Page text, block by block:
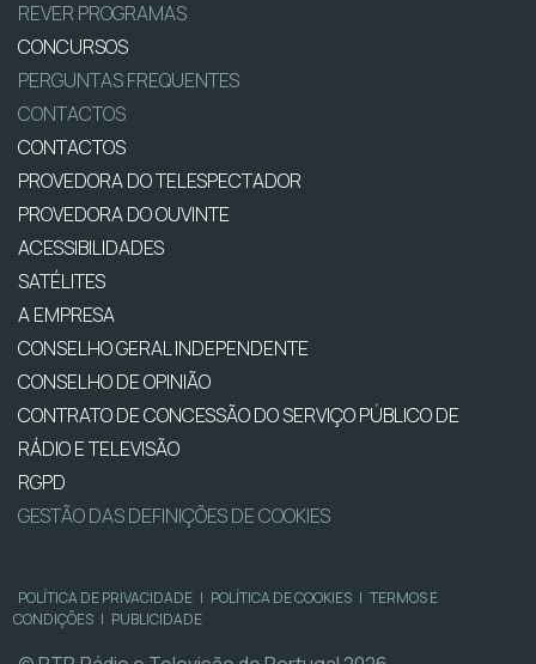
REVER PROGRAMAS
CONCURSOS
PERGUNTAS FREQUENTES
CONTACTOS
CONTACTOS
PROVEDORA DO TELESPECTADOR
PROVEDORA DO OUVINTE
ACESSIBILIDADES
SATÉLITES
A EMPRESA
CONSELHO GERAL INDEPENDENTE
CONSELHO DE OPINIÃO
CONTRATO DE CONCESSÃO DO SERVIÇO PÚBLICO DE
RÁDIO E TELEVISÃO
RGPD
GESTÃO DAS DEFINIÇÕES DE COOKIES
POLÍTICA DE PRIVACIDADE | POLÍTICA DE COOKIES | TERMOS E
CONDIÇÕES | PUBLICIDADE